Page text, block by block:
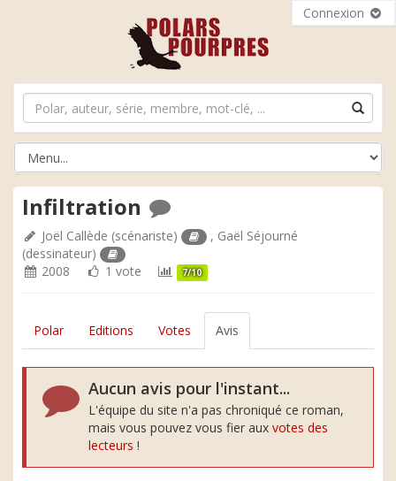
Connexion
Infiltration
Joël Callède (scénariste) , Gaël Séjourné
(dessinateur)
2008
1 vote 7/10
Polar Editions Votes Avis
Aucun avis pour l'instant...
L'équipe du site n'a pas chroniqué ce roman,
mais vous pouvez vous fier aux votes des
lecteurs !